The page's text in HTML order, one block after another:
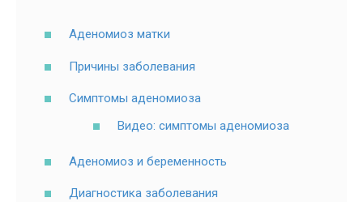
Аденомиоз матки
Причины заболевания
Симптомы аденомиоза
Видео: симптомы аденомиоза
Аденомиоз и беременность
Диагностика заболевания